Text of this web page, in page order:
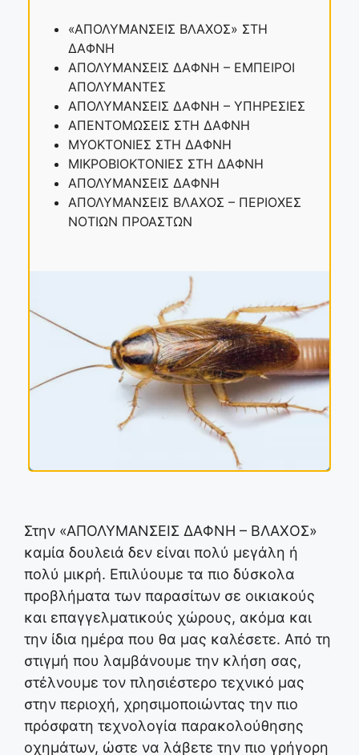
«ΑΠΟΛΥΜΑΝΣΕΙΣ ΒΛΑΧΟΣ» ΣΤΗ
ΔΑΦΝΗ
ΑΠΟΛΥΜΑΝΣΕΙΣ ΔΑΦΝΗ – ΕΜΠΕΙΡΟΙ
ΑΠΟΛΥΜΑΝΤΕΣ
ΑΠΟΛΥΜΑΝΣΕΙΣ ΔΑΦΝΗ – ΥΠΗΡΕΣΙΕΣ
ΑΠΕΝΤΟΜΩΣΕΙΣ ΣΤΗ ΔΑΦΝΗ
ΜΥΟΚΤΟΝΙΕΣ ΣΤΗ ΔΑΦΝΗ
ΜΙΚΡΟΒΙΟΚΤΟΝΙΕΣ ΣΤΗ ΔΑΦΝΗ
ΑΠΟΛΥΜΑΝΣΕΙΣ ΔΑΦΝΗ
ΑΠΟΛΥΜΑΝΣΕΙΣ ΒΛΑΧΟΣ – ΠΕΡΙΟΧΕΣ
ΝΟΤΙΩΝ ΠΡΟΑΣΤΩΝ
Στην «ΑΠΟΛΥΜΑΝΣΕΙΣ ΔΑΦΝΗ – ΒΛΑΧΟΣ»
καμία δουλειά δεν είναι πολύ μεγάλη ή
πολύ μικρή. Επιλύουμε τα πιο δύσκολα
προβλήματα των παρασίτων σε οικιακούς
και επαγγελματικούς χώρους, ακόμα και
την ίδια ημέρα που θα μας καλέσετε. Από τη
στιγμή που λαμβάνουμε την κλήση σας,
στέλνουμε τον πλησιέστερο τεχνικό μας
στην περιοχή, χρησιμοποιώντας την πιο
πρόσφατη τεχνολογία παρακολούθησης
οχημάτων, ώστε να λάβετε την πιο γρήγορη